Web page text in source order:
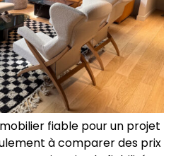
fiable pour un projet
à comparer des prix